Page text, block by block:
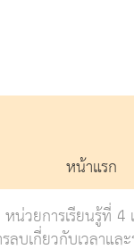
หน้าแรก
หน่วยการเรียนรู้ที่ 4
บเกี่ยวกับเวลาแ